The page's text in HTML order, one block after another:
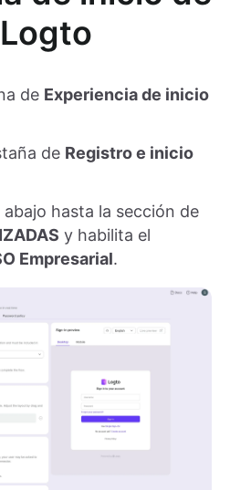
de Experiencia de inicio
de Registro e inicio
hasta la sección de
y habilita el
Empresarial.